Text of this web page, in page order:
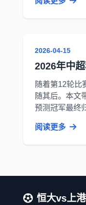
2026-04-15
2026年中
随着第12轮比
随其后。本文
预测冠军最终
阅读更多
恒大vs上